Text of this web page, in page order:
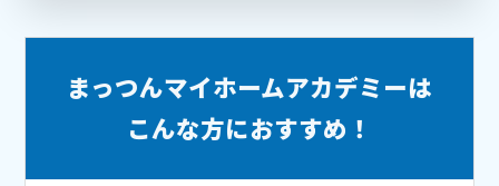
まっつんマイホームアカデミーは
こんな方におすすめ！